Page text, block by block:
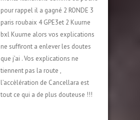
pour rappel il a gagné 2 RONDE 3
paris roubaix 4 GPE3et 2 Kuurne
bxl Kuurne alors vos explications
ne suffiront a enlever les doutes
que j’ai . Vos explications ne
tiennent pas la route ,
l’accèlération de Cancellara est
tout ce qui a de plus douteuse !!!